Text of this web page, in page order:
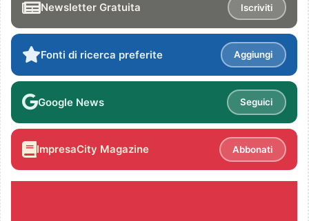
Newsletter Gratuita Iscriviti
Fonti di ricerca preferite Aggiungi
Google News Seguici
ImpresaCity Magazine Abbonati